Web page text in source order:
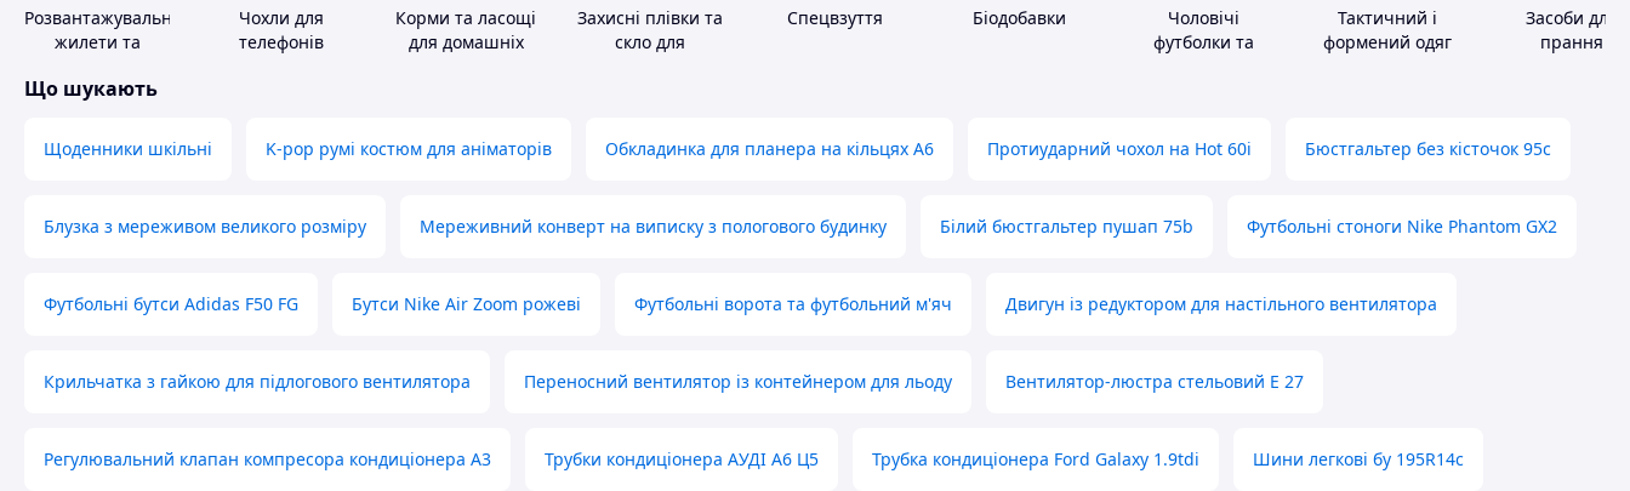
Розвантажувальні
жилети та
плит
Чохли для
телефонів
Корми та ласощі
для домашніх
Захисні плівки та
скло для
Спецвзуття Біодобавки
Чоловічі
футболки та
Тактичний і
формений одяг
Засоби для
прання
Що шукають
Щоденники шкільні K-pop румі костюм для аніматорів Обкладинка для планера на кільцях А6 Протиударний чохол на Hot 60i Бюстгальтер без кісточок 95с
Блузка з мереживом великого розміру Мереживний конверт на виписку з пологового будинку Білий бюстгальтер пушап 75b Футбольні стоноги Nike Phantom GX2
Футбольні бутси Adidas F50 FG Бутси Nike Air Zoom рожеві Футбольні ворота та футбольний м'яч Двигун із редуктором для настільного вентилятора
Крильчатка з гайкою для підлогового вентилятора Переносний вентилятор із контейнером для льоду Вентилятор-люстра стельовий E 27
Регулювальний клапан компресора кондиціонера А3 Трубки кондиціонера АУДІ А6 Ц5 Трубка кондиціонера Ford Galaxy 1.9tdi Шини легкові бу 195R14c